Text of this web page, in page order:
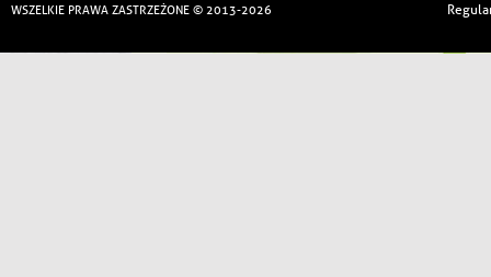
WSZELKIE PRAWA ZASTRZEŻONE © 2013-2026